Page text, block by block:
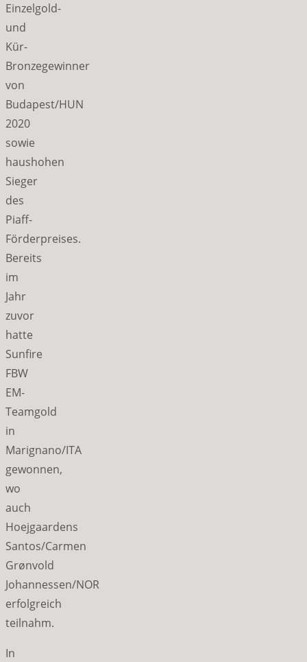
Einzelgold-
und
Kür-
Bronzegewinner
von
Budapest/HUN
2020
sowie
haushohen
Sieger
des
Piaff-
Förderpreises.
Bereits
im
Jahr
zuvor
hatte
Sunfire
FBW
EM-
Teamgold
in
Marignano/ITA
gewonnen,
wo
auch
Hoejgaardens
Santos/Carmen
Grønvold
Johannessen/NOR
erfolgreich
teilnahm.
In